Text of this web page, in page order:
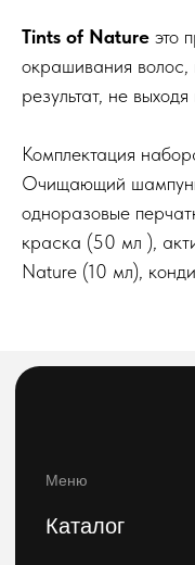
Tints of Nature это
окрашивания волос,
результат, не
Комплектация
Очищающий
одноразовые
краска (50 мл ),
Nature (10 мл),
Введите ваше имя
Введите ваш E-mail
Подпишитесь на нашу e-mail
чтобы первыми увидеть
8(800)222 92-68 8
и общим вопросам